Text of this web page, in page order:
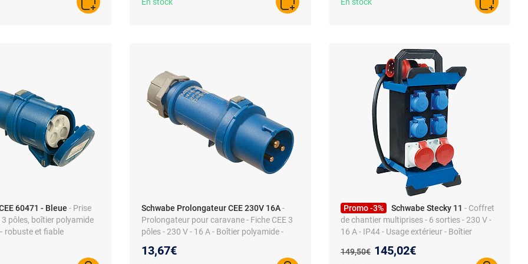
AJOUTER AU PANIER
En stock
AJOUTER AU PANIER
En stock
AJOUTER
60471 - Bleue - Prise
3 pôles, boîtier polyamide
robuste et fiable
Schwabe Prolongateur CEE 230V 16A-
Prolongateur pour caravane - Fiche CEE 3
pôles - 230 V - 16 A - Boîtier polyamide -
13,67€
Promo -3% Schwabe Stecky 11 - Coffret
de chantier multiprises - 6 sorties - 230 V -
16 A - IP44 - Usage extérieur - Boîtier
Ancien prix :
149,50€ Nouveau prix :
145,02€